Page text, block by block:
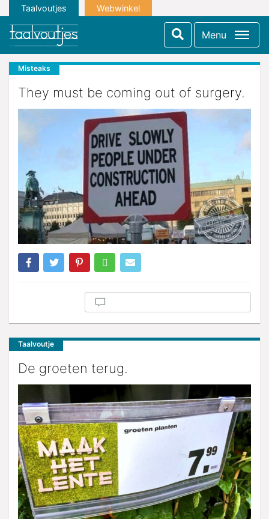
Taalvoutjes Webwinkel
Menu
Misteaks
They must be coming out of surgery.
Taalvoutje
De groeten terug.